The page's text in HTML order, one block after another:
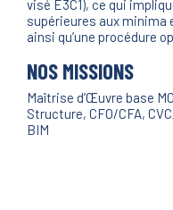
visé E3C1), ce qui
supérieures aux minima
ainsi qu’une procédure
NOS MISSIONS
Maîtrise d’Œuvre base
Structure, CFO/CFA,
BIM